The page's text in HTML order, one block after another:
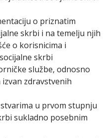
o priznatim
skrbi i na temelju njih
o korisnicima i
skrbi
službe, odnosno
zdravstvenih
u prvom stupnju
sukladno posebnim